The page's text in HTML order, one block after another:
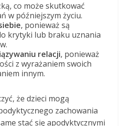
co może skutkować
w późniejszym życiu.
, ponieważ są
krytyki lub braku uznania
relacji, ponieważ
z wyrażaniem swoich
innym.
że dzieci mogą
zachowania
stać się apodyktycznymi